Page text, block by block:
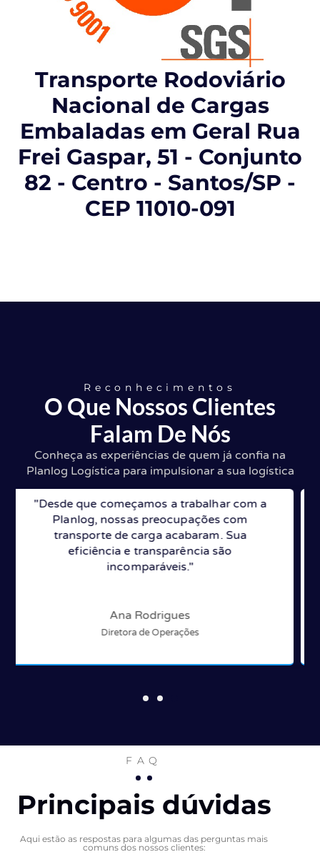
Transporte Rodoviário
Nacional de Cargas
Embaladas em Geral Rua
Frei Gaspar, 51 - Conjunto
82 - Centro - Santos/SP -
CEP 11010-091
Reconhecimentos
O Que Nossos Clientes
Falam De Nós
Conheça as experiências de quem já confia na
Planlog Logística para impulsionar a sua logística
"O suporte da Planlog foi fundamental para
otimizarmos nossa cadeia de suprimentos.
Sua expertise em logística nos ajudou a
reduzir custos e melhorar a satisfação dos
clientes."
Mariana Santos
Coordenadora de Projetos
FAQ
Principais dúvidas
Aqui estão as respostas para algumas das perguntas mais
comuns dos nossos clientes: